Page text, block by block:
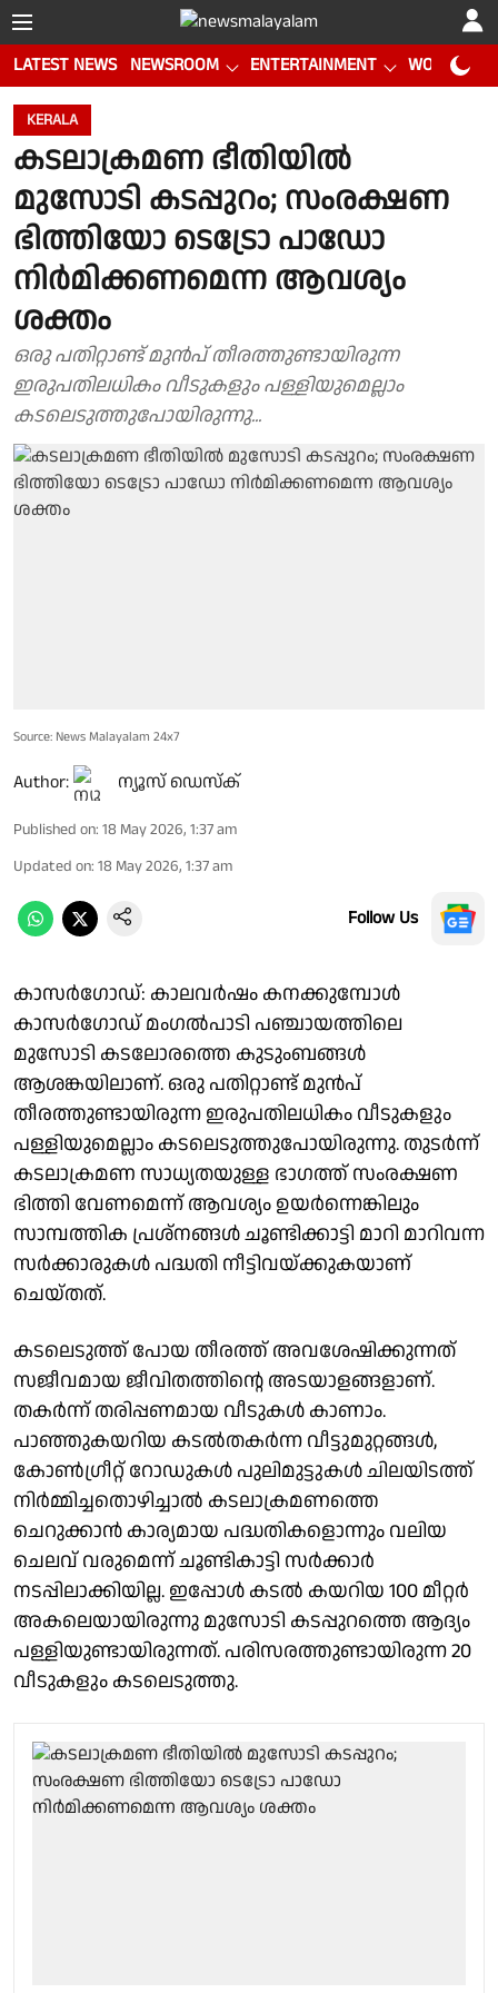
LATEST NEWS NEWSROOM ENTERTAINMENT WORLD CUP
KERALA
കടലാക്രമണ ഭീതിയിൽ
മുസോടി കടപ്പുറം; സംരക്ഷണ
ഭിത്തിയോ ടെട്രോ പാഡോ
നിർമിക്കണമെന്ന ആവശ്യം
ശക്തം
ഒരു പതിറ്റാണ്ട് മുൻപ് തീരത്തുണ്ടായിരുന്ന
ഇരുപതിലധികം വീടുകളും പള്ളിയുമെല്ലാം
കടലെടുത്തുപോയിരുന്നു...
Source: News Malayalam 24x7
Author: ന്യൂസ് ഡെസ്ക്
Published on: 18 May 2026, 1:37 am
Updated on: 18 May 2026, 1:37 am
Follow Us
കാസർഗോഡ്: കാലവർഷം കനക്കുമ്പോൾ
കാസർഗോഡ് മംഗൽപാടി പഞ്ചായത്തിലെ
മുസോടി കടലോരത്തെ കുടുംബങ്ങൾ
ആശങ്കയിലാണ്. ഒരു പതിറ്റാണ്ട് മുൻപ്
തീരത്തുണ്ടായിരുന്ന ഇരുപതിലധികം വീടുകളും
പള്ളിയുമെല്ലാം കടലെടുത്തുപോയിരുന്നു. തുടർന്ന്
കടലാക്രമണ സാധ്യതയുള്ള ഭാഗത്ത് സംരക്ഷണ
ഭിത്തി വേണമെന്ന് ആവശ്യം ഉയർന്നെങ്കിലും
സാമ്പത്തിക പ്രശ്നങ്ങൾ ചൂണ്ടിക്കാട്ടി മാറി മാറിവന്ന
സർക്കാരുകള്‍ പദ്ധതി നീട്ടിവയ്ക്കുകയാണ്
ചെയ്തത്.
കടലെടുത്ത് പോയ തീരത്ത് അവശേഷിക്കുന്നത്
സജീവമായ ജീവിതത്തിൻ്റെ അടയാളങ്ങളാണ്.
തകർന്ന് തരിപ്പണമായ വീടുകൾ കാണാം.
പാഞ്ഞുകയറിയ കടൽതകർന്ന വീട്ടുമുറ്റങ്ങൾ,
കോൺഗ്രീറ്റ് റോഡുകൾ പുലിമുട്ടുകൾ ചിലയിടത്ത്
നിർമ്മിച്ചതൊഴിച്ചാൽ കടലാക്രമണത്തെ
ചെറുക്കാൻ കാര്യമായ പദ്ധതികളൊന്നും വലിയ
ചെലവ് വരുമെന്ന് ചൂണ്ടികാട്ടി സർക്കാർ
നടപ്പിലാക്കിയില്ല. ഇപ്പോൾ കടൽ കയറിയ 100 മീറ്റർ
അകലെയായിരുന്നു മുസോടി കടപ്പുറത്തെ ആദ്യം
പള്ളിയുണ്ടായിരുന്നത്. പരിസരത്തുണ്ടായിരുന്ന 20
വീടുകളും കടലെടുത്തു.